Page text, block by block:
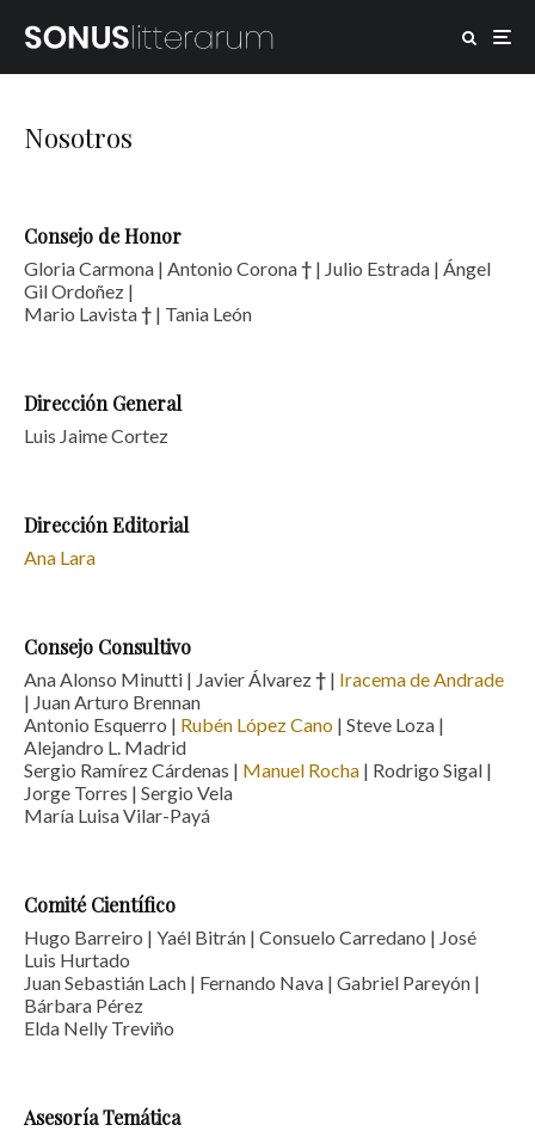
Nosotros
Consejo de Honor
Gloria Carmona | Antonio Corona† | Julio Estrada | Ángel
Gil Ordoñez |
Mario Lavista† | Tania León
Dirección General
Luis Jaime Cortez
Dirección Editorial
Ana Lara
Consejo Consultivo
Ana Alonso Minutti | Javier Álvarez† | Iracema de Andrade
| Juan Arturo Brennan
Antonio Esquerro | Rubén López Cano | Steve Loza |
Alejandro L. Madrid
Sergio Ramírez Cárdenas | Manuel Rocha | Rodrigo Sigal |
Jorge Torres | Sergio Vela
María Luisa Vilar-Payá
Comité Científico
Hugo Barreiro | Yaél Bitrán | Consuelo Carredano | José
Luis Hurtado
Juan Sebastián Lach | Fernando Nava | Gabriel Pareyón |
Bárbara Pérez
Elda Nelly Treviño
Asesoría Temática